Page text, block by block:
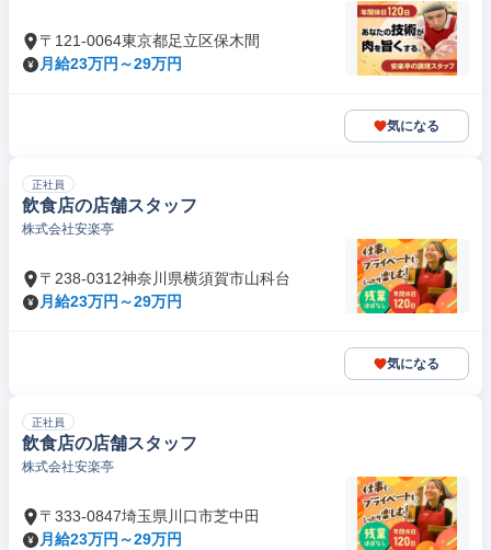
〒121-0064東京都足立区保木間
月給23万円～29万円
気になる
正社員
飲食店の店舗スタッフ
株式会社安楽亭
〒238-0312神奈川県横須賀市山科台
月給23万円～29万円
気になる
正社員
飲食店の店舗スタッフ
株式会社安楽亭
〒333-0847埼玉県川口市芝中田
月給23万円～29万円